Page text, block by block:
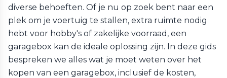
diverse behoeften. Of je nu op zoek bent naar een
plek om je voertuig te stallen, extra ruimte nodig
hebt voor hobby's of zakelijke voorraad, een
garagebox kan de ideale oplossing zijn. In deze gids
bespreken we alles wat je moet weten over het
kopen van een garagebox, inclusief de kosten,